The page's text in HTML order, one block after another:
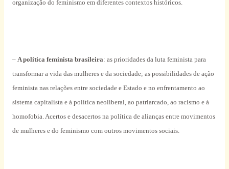
organização do feminismo em diferentes contextos históricos.
– A política feminista brasileira: as prioridades da luta feminista para
transformar a vida das mulheres e da sociedade; as possibilidades de ação
feminista nas relações entre sociedade e Estado e no enfrentamento ao
sistema capitalista e à política neoliberal, ao patriarcado, ao racismo e à
homofobia. Acertos e desacertos na política de alianças entre movimentos
de mulheres e do feminismo com outros movimentos sociais.